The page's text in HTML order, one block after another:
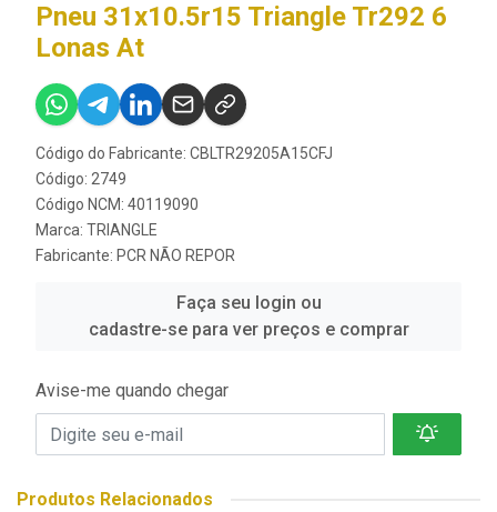
Pneu 31x10.5r15 Triangle Tr292 6
Lonas At
Código do Fabricante: CBLTR29205A15CFJ
Código: 2749
Código NCM: 40119090
Marca: TRIANGLE
Fabricante: PCR NÃO REPOR
Faça seu login ou
cadastre-se para ver preços e comprar
Avise-me quando chegar
Produtos Relacionados